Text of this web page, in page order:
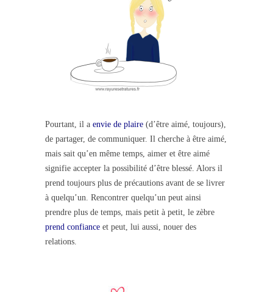
Pourtant, il a envie de plaire (d’être aimé, toujours),
de partager, de communiquer. Il cherche à être aimé,
mais sait qu’en même temps, aimer et être aimé
signifie accepter la possibilité d’être blessé. Alors il
prend toujours plus de précautions avant de se livrer
à quelqu’un. Rencontrer quelqu’un peut ainsi
prendre plus de temps, mais petit à petit, le zèbre
prend confiance et peut, lui aussi, nouer des
relations.